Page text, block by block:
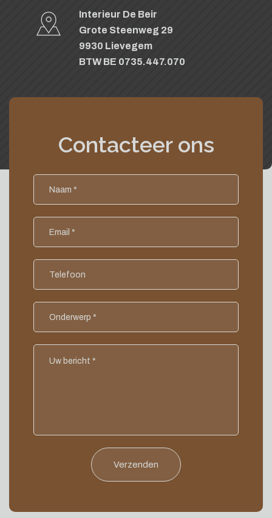
Interieur De Beir
Grote Steenweg 29
9930 Lievegem
BTW BE 0735.447.070
Contacteer ons
Verzenden